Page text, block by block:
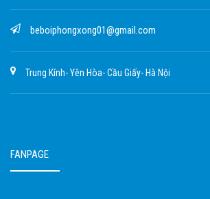
beboiphongxong01@gmail.com
Trung Kính- Yên Hòa- Cầu Giấy- Hà Nội
FANPAGE